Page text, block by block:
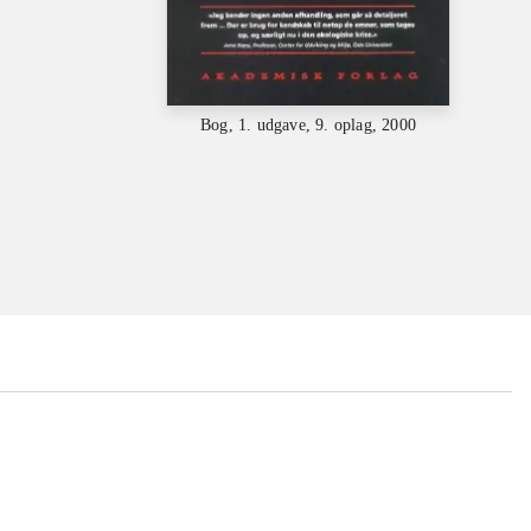
Bog, 1. udgave, 9. oplag, 2000